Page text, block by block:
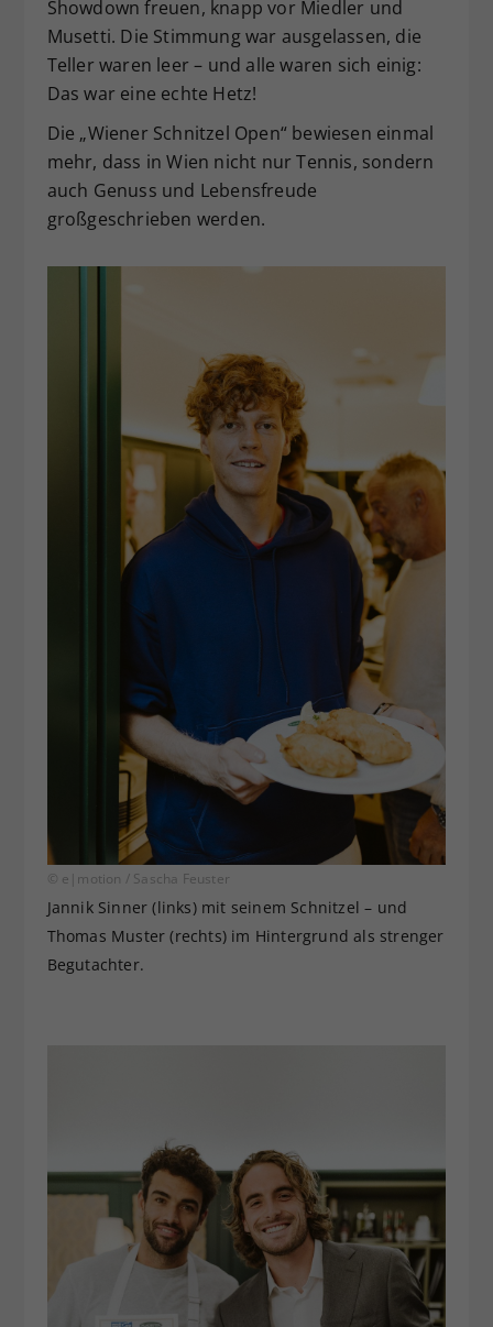
Showdown freuen, knapp vor Miedler und
Musetti. Die Stimmung war ausgelassen, die
Teller waren leer – und alle waren sich einig:
Das war eine echte Hetz!
Die „Wiener Schnitzel Open“ bewiesen einmal
mehr, dass in Wien nicht nur Tennis, sondern
auch Genuss und Lebensfreude
großgeschrieben werden.
© e|motion / Sascha Feuster
Jannik Sinner (links) mit seinem Schnitzel – und
Thomas Muster (rechts) im Hintergrund als strenger
Begutachter.